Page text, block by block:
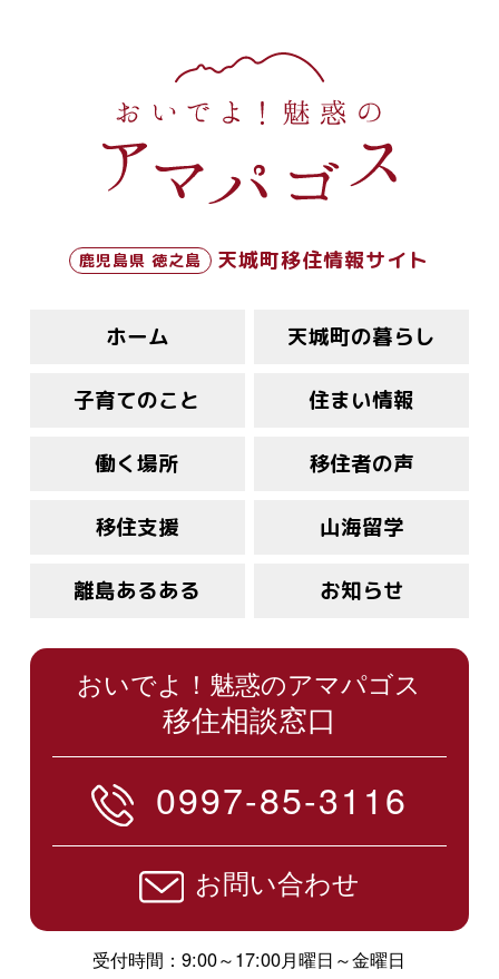
鹿児島県 徳之島 天城町移住情報サイト
ホーム 天城町の暮らし
子育てのこと 住まい情報
働く場所 移住者の声
移住支援 山海留学
離島あるある お知らせ
おいでよ！魅惑のアマパゴス
移住相談窓口
0997-85-3116
お問い合わせ
受付時間：9:00～17:00月曜日～金曜日